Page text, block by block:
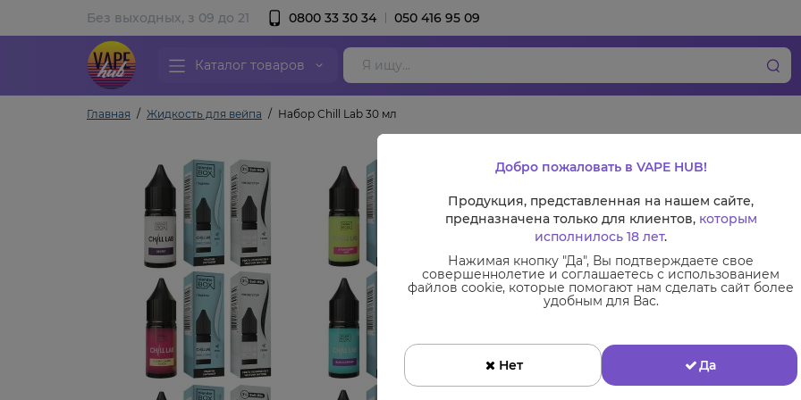
Без выходных, з 09 до 21 0800 33 30 34 050 416 95 09
Каталог товаров
Главная Жидкость для вейпа Набор Chill Lab 30 мл
Набор Chill Lab 30
Добро пожаловать в VAPE HUB!
Продукция, представленная на нашем сайте,
предназначена только для клиентов, которым
исполнилось 18 лет.
Нажимая кнопку "Да", Вы подтверждаете свое
совершеннолетие и соглашаетесь с использованием
файлов cookie, которые помогают нам сделать сайт более
удобным для Вас.
Нет Да